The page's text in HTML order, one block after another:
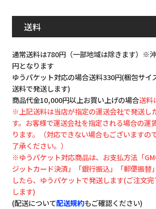
送料
通常送料は780円（一部地域は除きます）※
円となります
ゆうパケット対応の場合送料330円(梱包サイ
送料で発送します)
商品代金10,000円以上お買い上げの場合送料
※上記送料は当店が指定の運送会社で発送し
す。お客様で運送会社を指定される場合の運
ります。（対応できない場合もございますの
了承ください。）
※ゆうパケット対応商品は、お支払方法「
ジットカード決済」「銀行振込」「郵便振替
したら、ゆうパケットで発送します(ご注文
します)
(配送について配送規約もご確認ください)